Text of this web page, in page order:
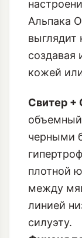
Свитер
Shocking
Альпака
кожей
Свитер +
объемный
черными
плотной